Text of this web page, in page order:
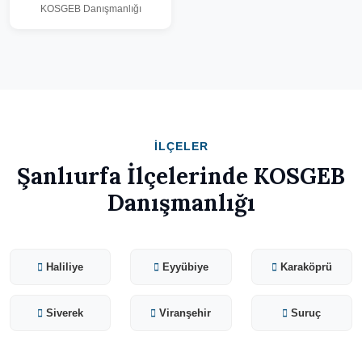
KOSGEB Danışmanlığı
İLÇELER
Şanlıurfa İlçelerinde KOSGEB
Danışmanlığı
Haliliye Eyyübiye Karaköprü
Siverek Viranşehir Suruç